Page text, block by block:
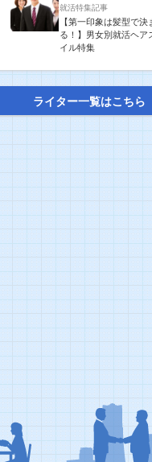
就活特集記事
【第一印象は髪型で決
る！】男女別就活ヘア
イル特集
ライター一覧はこちら